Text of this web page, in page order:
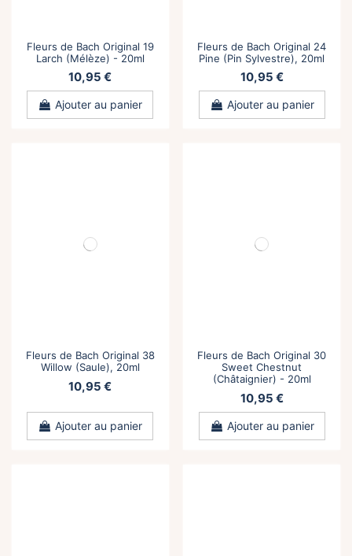
Fleurs de Bach Original 19
Larch (Mélèze) - 20ml
10,95 €
Ajouter au panier
Fleurs de Bach Original 24
Pine (Pin Sylvestre), 20ml
10,95 €
Ajouter au panier
Fleurs de Bach Original 38
Willow (Saule), 20ml
10,95 €
Ajouter au panier
Fleurs de Bach Original 30
Sweet Chestnut
(Châtaignier) - 20ml
10,95 €
Ajouter au panier